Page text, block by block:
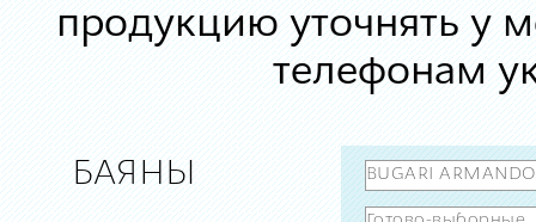
продукцию уточнять у
телефонам
БАЯНЫ